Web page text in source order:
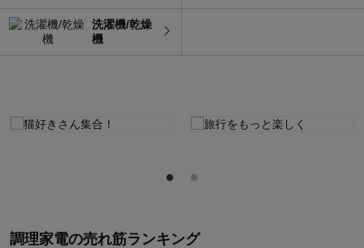
洗濯機/乾燥
機
調理家電の売れ筋ランキング